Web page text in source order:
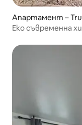
Апартамент –
Еко съвременна